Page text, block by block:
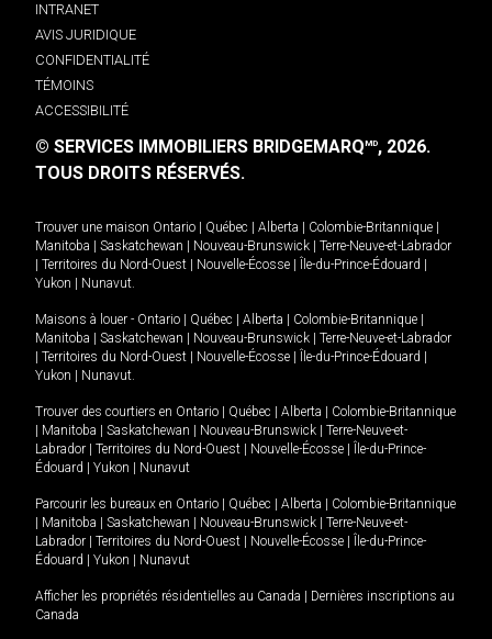
INTRANET
AVIS JURIDIQUE
CONFIDENTIALITÉ
TÉMOINS
ACCESSIBILITÉ
© SERVICES IMMOBILIERS BRIDGEMARQMD, 2026.
TOUS DROITS RÉSERVÉS.
Trouver une maison Ontario Québec Alberta Colombie-Britannique
Manitoba
Saskatchewan Nouveau-Brunswick
Terre-Neuve-et-Labrador
Territoires du Nord-Ouest Nouvelle-Écosse Île-du-Prince-Édouard
Yukon
Nunavut.
Maisons à louer - Ontario Québec Alberta Colombie-Britannique
Manitoba
Saskatchewan Nouveau-Brunswick
Terre-Neuve-et-Labrador
Territoires du Nord-Ouest Nouvelle-Écosse Île-du-Prince-Édouard
Yukon
Nunavut.
Trouver des courtiers en Ontario Québec Alberta
Colombie-Britannique
Manitoba Saskatchewan Nouveau-Brunswick
Terre-Neuve-et-
Labrador
Territoires du Nord-Ouest Nouvelle-Écosse
Île-du-Prince-
Édouard
Yukon Nunavut
Parcourir les bureaux en Ontario Québec Alberta
Colombie-Britannique
Manitoba Saskatchewan Nouveau-Brunswick
Terre-Neuve-et-
Labrador
Territoires du Nord-Ouest Nouvelle-Écosse
Île-du-Prince-
Édouard
Yukon Nunavut
Afficher les propriétés résidentielles au Canada
Dernières inscriptions au
Canada